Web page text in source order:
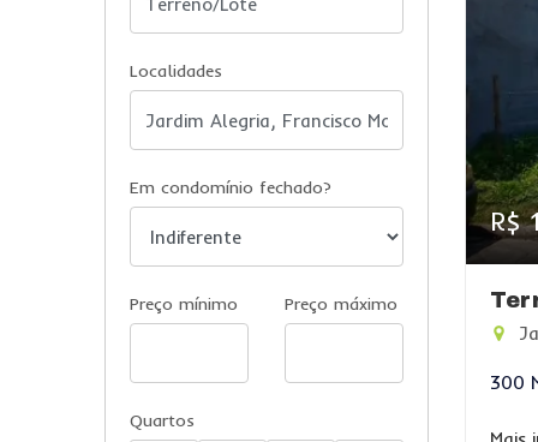
Localidades
Em condomínio fechado?
Preço mínimo Preço máximo
Quartos
R$
300